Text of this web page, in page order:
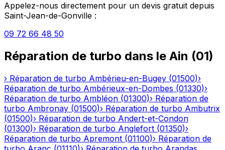
Appelez-nous directement pour un devis gratuit depuis
Saint-Jean-de-Gonville :
09 72 66 48 50
Réparation de turbo dans le Ain (01)
› Réparation de turbo Ambérieu-en-Bugey (01500)›
Réparation de turbo Ambérieux-en-Dombes (01330)›
Réparation de turbo Ambléon (01300)› Réparation de
turbo Ambronay (01500)› Réparation de turbo Ambutrix
(01500)› Réparation de turbo Andert-et-Condon
(01300)› Réparation de turbo Anglefort (01350)›
Réparation de turbo Apremont (01100)› Réparation de